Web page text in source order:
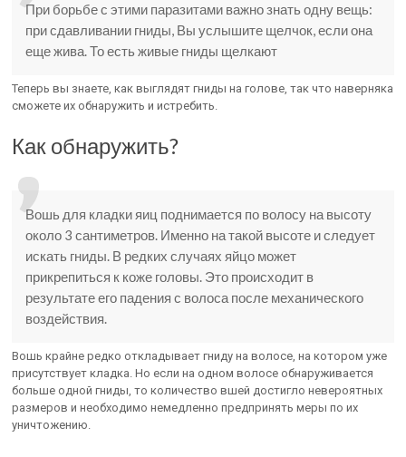
При борьбе с этими паразитами важно знать одну вещь:
при сдавливании гниды, Вы услышите щелчок, если она
еще жива. То есть живые гниды щелкают
Теперь вы знаете, как выглядят гниды на голове, так что наверняка
сможете их обнаружить и истребить.
Как обнаружить?
Вошь для кладки яиц поднимается по волосу на высоту
около 3 сантиметров. Именно на такой высоте и следует
искать гниды. В редких случаях яйцо может
прикрепиться к коже головы. Это происходит в
результате его падения с волоса после механического
воздействия.
Вошь крайне редко откладывает гниду на волосе, на котором уже
присутствует кладка. Но если на одном волосе обнаруживается
больше одной гниды, то количество вшей достигло невероятных
размеров и необходимо немедленно предпринять меры по их
уничтожению.